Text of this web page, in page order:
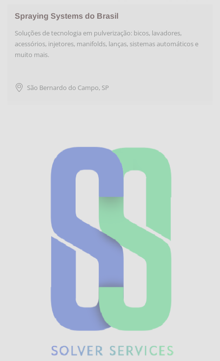
Spraying Systems do Brasil
Soluções de tecnologia em pulverização: bicos, lavadores,
acessórios, injetores, manifolds, lanças, sistemas automáticos e
muito mais.
São Bernardo do Campo, SP